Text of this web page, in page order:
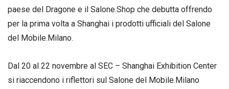
paese del Dragone e il Salone.Shop che debutta offrendo
per la prima volta a Shanghai i prodotti ufficiali del Salone
del Mobile.Milano.
Dal 20 al 22 novembre al SEC – Shanghai Exhibition Center
si riaccendono i riflettori sul Salone del Mobile.Milano